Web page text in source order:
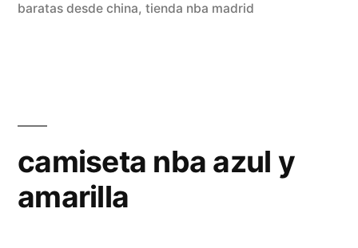
baratas desde china, tienda nba madrid
camiseta nba azul y
amarilla